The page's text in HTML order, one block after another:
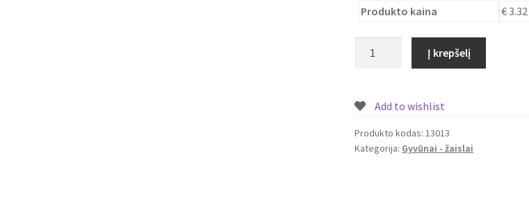
Produkto kaina € 3.32
beždžionėlė
Į krepšelį
Add to wishlist
Produkto kodas:13013
Kategorija: Gyvūnai - žaislai